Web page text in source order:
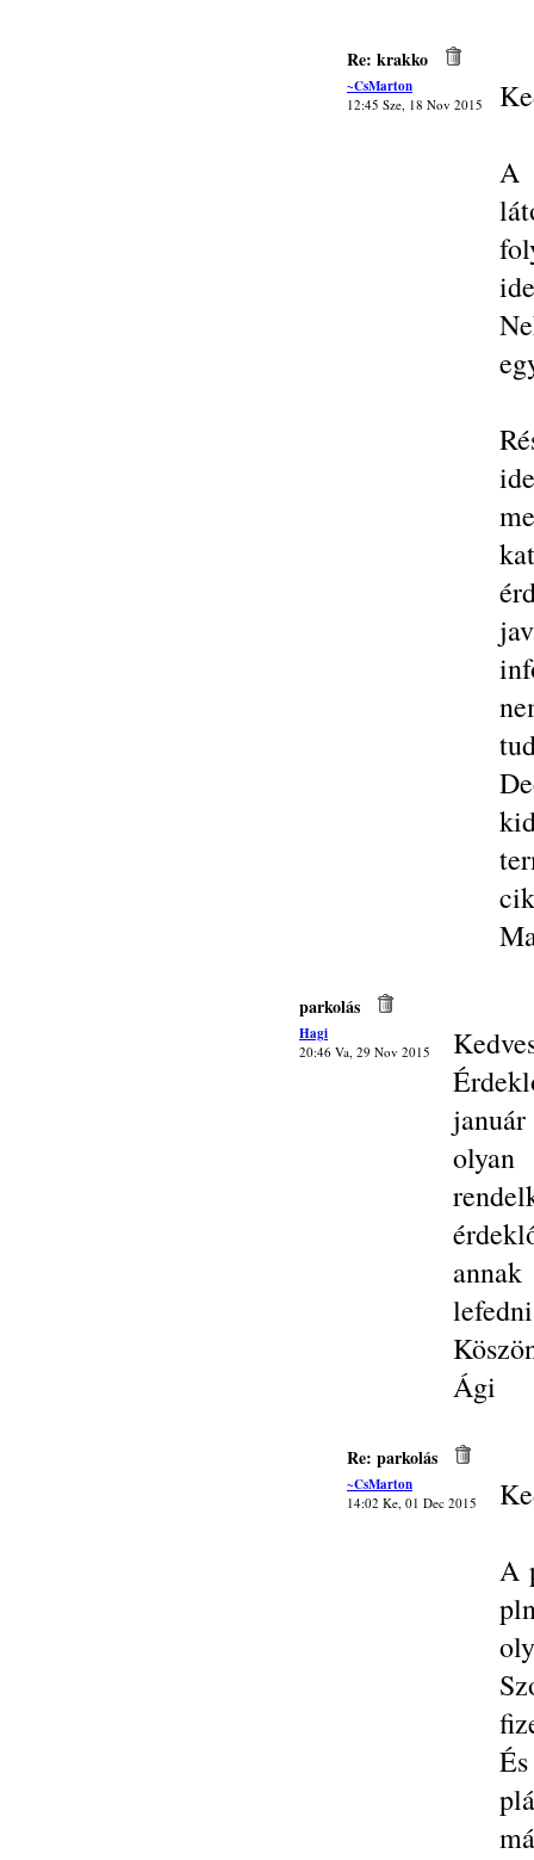
Re: krakko
~CsMarton
12:45 Sze, 18 Nov 2015
A
parkolás
Hagi
20:46 Va, 29 Nov 2015
Ági
Re: parkolás
~CsMarton
14:02 Ke, 01 Dec 2015
A